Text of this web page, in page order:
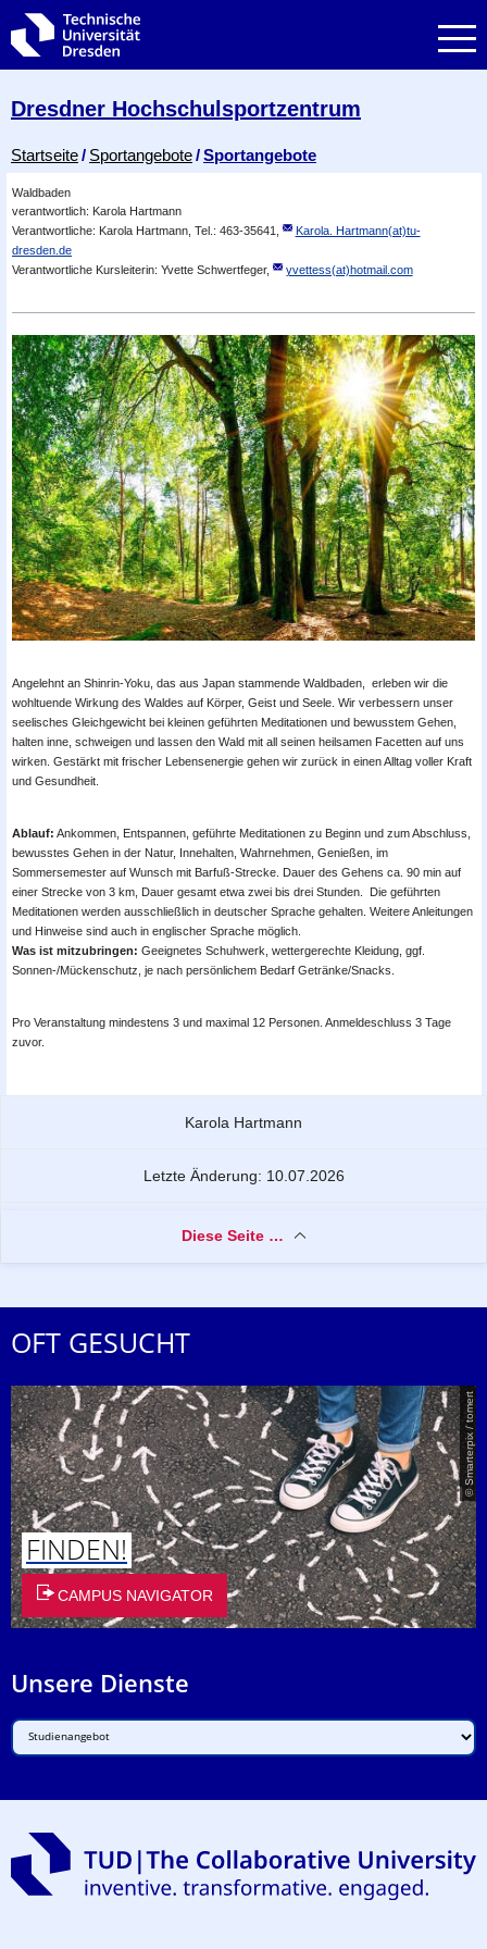
Dresdner Hochschul­sportzentrum
Breadcrumb-Menü
Startseite Sportangebote Sportangebote
Waldbaden
verantwortlich: Karola Hartmann
Verantwortliche: Karola Hartmann, Tel.: 463-35641,
Karola. Hartmann(at)tu-
dresden.de
Verantwortliche Kursleiterin: Yvette Schwertfeger,
yvettess(at)hotmail.com
Angelehnt an Shinrin-Yoku, das aus Japan stammende Waldbaden, erleben wir die
wohltuende Wirkung des Waldes auf Körper, Geist und Seele. Wir verbessern unser
seelisches Gleichgewicht bei kleinen geführten Meditationen und bewusstem Gehen,
halten inne, schweigen und lassen den Wald mit all seinen heilsamen Facetten auf uns
wirken. Gestärkt mit frischer Lebensenergie gehen wir zurück in einen Alltag voller Kraft
und Gesundheit.
Ablauf: Ankommen, Entspannen, geführte Meditationen zu Beginn und zum Abschluss,
bewusstes Gehen in der Natur, Innehalten, Wahrnehmen, Genießen, im
Sommersemester auf Wunsch mit Barfuß-Strecke. Dauer des Gehens ca. 90 min auf
einer Strecke von 3 km, Dauer gesamt etwa zwei bis drei Stunden. Die geführten
Meditationen werden ausschließlich in deutscher Sprache gehalten. Weitere Anleitungen
und Hinweise sind auch in englischer Sprache möglich.
Was ist mitzubringen: Geeignetes Schuhwerk, wettergerechte Kleidung, ggf.
Sonnen-/Mückenschutz, je nach persönlichem Bedarf Getränke/Snacks.
Pro Veranstaltung mindestens 3 und maximal 12 Personen. Anmeldeschluss 3 Tage
zuvor.
Karola Hartmann
Letzte Änderung: 10.07.2026
Diese Seite …
OFT GESUCHT
© Smarterpix / tomert
FINDEN!
CAMPUS NAVIGATOR
Unsere Dienste